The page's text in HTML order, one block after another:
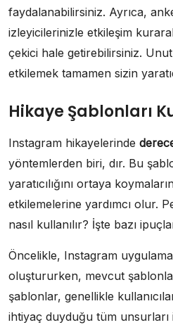
faydalanabilirsiniz. Ayrıca,
izleyicilerinizle etkileşim
çekici hale getirebilirsiniz.
etkilemek tamamen sizin
Hikaye Şablonları
Instagram hikayelerinde
yöntemlerden biri, dır. Bu
yaratıcılığını ortaya
etkilemelerine yardımcı olur.
nasıl kullanılır? İşte bazı
Öncelikle, Instagram
oluştururken, mevcut
şablonlar, genellikle
ihtiyaç duyduğu tüm unsurları